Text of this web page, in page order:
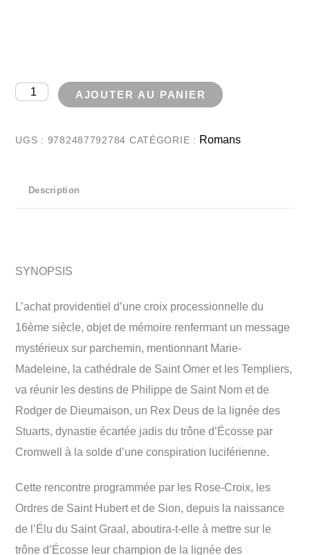
quantité
Saint
de
eBook
AJOUTER AU PANIER
UGS : 9782487792784 CATÉGORIE : Romans
Description
SYNOPSIS
L’achat providentiel d’une croix processionnelle du
16ème siècle, objet de mémoire renfermant un message
mystérieux sur parchemin, mentionnant Marie-
Madeleine, la cathédrale de Saint Omer et les Templiers,
va réunir les destins de Philippe de Saint Nom et de
Rodger de Dieumaison, un Rex Deus de la lignée des
Stuarts, dynastie écartée jadis du trône d’Écosse par
Cromwell à la solde d’une conspiration luciférienne.
Cette rencontre programmée par les Rose-Croix, les
Ordres de Saint Hubert et de Sion, depuis la naissance
de l’Élu du Saint Graal, aboutira-t-elle à mettre sur le
trône d’Écosse leur champion de la lignée des